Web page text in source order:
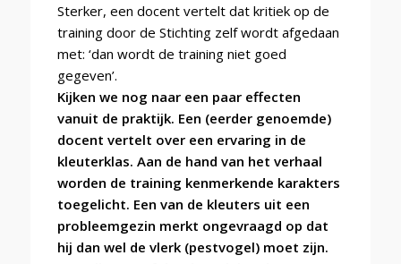
Sterker, een docent vertelt dat kritiek op de
training door de Stichting zelf wordt afgedaan
met: ‘dan wordt de training niet goed
gegeven’.
Kijken we nog naar een paar effecten
vanuit de praktijk. Een (eerder genoemde)
docent vertelt over een ervaring in de
kleuterklas. Aan de hand van het verhaal
worden de training kenmerkende karakters
toegelicht. Een van de kleuters uit een
probleemgezin merkt ongevraagd op dat
hij dan wel de vlerk (pestvogel) moet zijn.